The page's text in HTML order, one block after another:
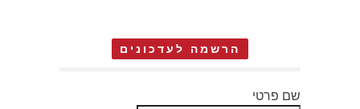
הרשמה לעדכונים
שם פרטי